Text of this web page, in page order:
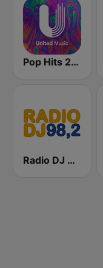
Pop Hits 2010 - United Music
Radio DJ 98.2